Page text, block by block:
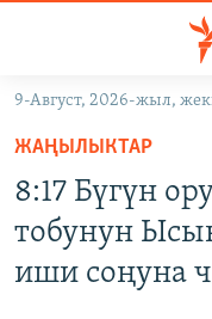
Навигацияга
өтүңүз
Издөөгө
салыңызКЫРГЫЗСТАН
ДҮЙНӨ
УКРАИНА
9-Август, 2026-жыл,
ЖАҢЫЛЫКТАР
8:17 Бүгүн
тобунун
иши соңуна